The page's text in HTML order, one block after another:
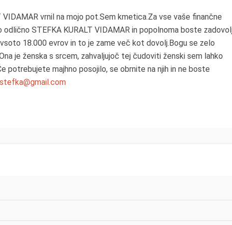
VIDAMAR vrnil na mojo pot.Sem kmetica.Za vse vaše finančne
STEFKA KURALT VIDAMAR in popolnoma boste
18.000 evrov in to je zame več kot dovolj.Bogu se zelo
je ženska s srcem, zahvaljujoč tej čudoviti ženski sem lahko
potrebujete majhno posojilo, se obrnite na njih in ne boste